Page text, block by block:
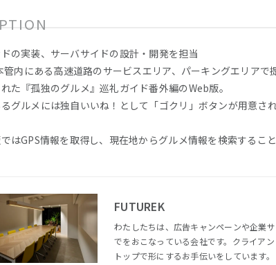
の実装、サーバサイドの設計・開発を担当
管内にある高速道路のサービスエリア、パーキングエリア
た『孤独のグルメ』巡礼ガイド番外編のWeb版。
グルメには独自いいね！として「ゴクリ」ボタンが用意さ
はGPS情報を取得し、現在地からグルメ情報を検索すること
FUTUREK
わたしたちは、広告キャンペーンや企業
でをおこなっている会社です。クライア
トップで形にするお手伝いをしています。 もともとわたしたちは創業以来、ECサイトや基幹システムなど